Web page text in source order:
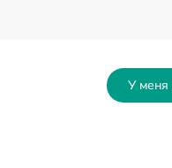
У меня